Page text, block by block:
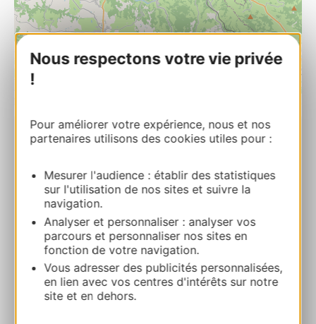
Nous respectons votre vie privée
!
Pour améliorer votre expérience, nous et nos
partenaires utilisons des cookies utiles pour :
Mesurer l'audience : établir des statistiques
sur l'utilisation de nos sites et suivre la
navigation.
Analyser et personnaliser : analyser vos
parcours et personnaliser nos sites en
fonction de votre navigation.
Vous adresser des publicités personnalisées,
en lien avec vos centres d'intérêts sur notre
site et en dehors.
Les Thermes de Jeannot – Rez de jardin
Bereken uw route
+33678948148
E-mail